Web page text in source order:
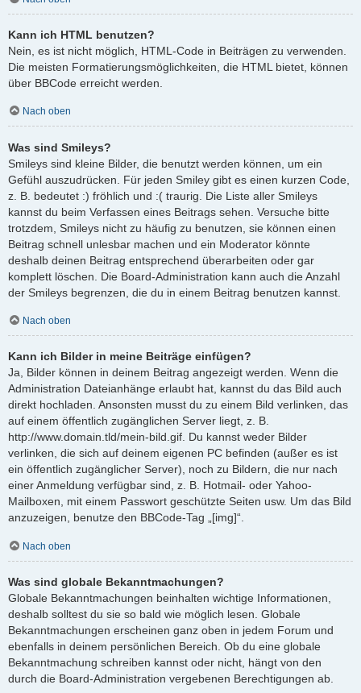
Kann ich HTML benutzen?
Nein, es ist nicht möglich, HTML-Code in Beiträgen zu verwenden.
Die meisten Formatierungsmöglichkeiten, die HTML bietet, können
über BBCode erreicht werden.
Nach oben
Was sind Smileys?
Smileys sind kleine Bilder, die benutzt werden können, um ein
Gefühl auszudrücken. Für jeden Smiley gibt es einen kurzen Code,
z. B. bedeutet :) fröhlich und :( traurig. Die Liste aller Smileys
kannst du beim Verfassen eines Beitrags sehen. Versuche bitte
trotzdem, Smileys nicht zu häufig zu benutzen, sie können einen
Beitrag schnell unlesbar machen und ein Moderator könnte
deshalb deinen Beitrag entsprechend überarbeiten oder gar
komplett löschen. Die Board-Administration kann auch die Anzahl
der Smileys begrenzen, die du in einem Beitrag benutzen kannst.
Nach oben
Kann ich Bilder in meine Beiträge einfügen?
Ja, Bilder können in deinem Beitrag angezeigt werden. Wenn die
Administration Dateianhänge erlaubt hat, kannst du das Bild auch
direkt hochladen. Ansonsten musst du zu einem Bild verlinken, das
auf einem öffentlich zugänglichen Server liegt, z. B.
http://www.domain.tld/mein-bild.gif. Du kannst weder Bilder
verlinken, die sich auf deinem eigenen PC befinden (außer es ist
ein öffentlich zugänglicher Server), noch zu Bildern, die nur nach
einer Anmeldung verfügbar sind, z. B. Hotmail- oder Yahoo-
Mailboxen, mit einem Passwort geschützte Seiten usw. Um das Bild
anzuzeigen, benutze den BBCode-Tag „[img]“.
Nach oben
Was sind globale Bekanntmachungen?
Globale Bekanntmachungen beinhalten wichtige Informationen,
deshalb solltest du sie so bald wie möglich lesen. Globale
Bekanntmachungen erscheinen ganz oben in jedem Forum und
ebenfalls in deinem persönlichen Bereich. Ob du eine globale
Bekanntmachung schreiben kannst oder nicht, hängt von den
durch die Board-Administration vergebenen Berechtigungen ab.